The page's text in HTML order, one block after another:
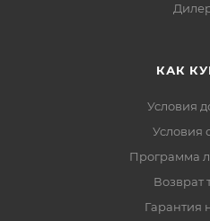
КАК
Условия
Условия
Программа
Возврат
Гарантия